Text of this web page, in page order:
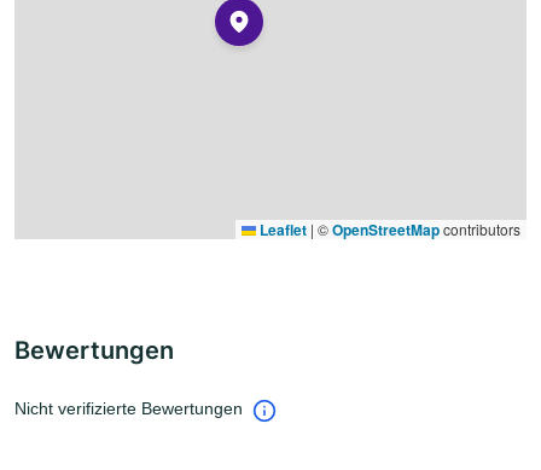
Leaflet | ©OpenStreetMapcontributors
Bewertungen
Nicht verifizierte Bewertungen